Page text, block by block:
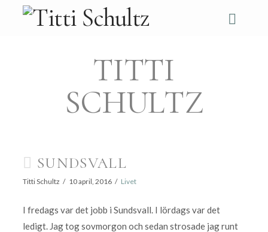
TITTI
SCHULTZ
SUNDSVALL
Titti Schultz 10 april, 2016 Livet
I fredags var det jobb i Sundsvall. I lördags var det
ledigt. Jag tog sovmorgon och sedan strosade jag runt